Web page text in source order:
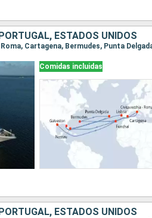
ESTADOS UNIDOS
Comidas incluidas
ESTADOS UNIDOS